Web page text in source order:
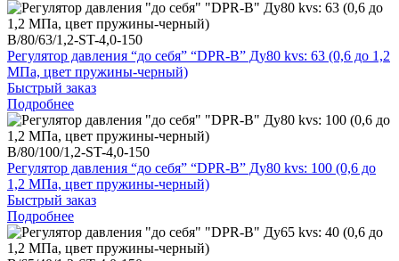
B/80/63/1,2-ST-4,0-150
Регулятор давления “до себя” “DPR-B” Ду80 kvs: 63 (0,6 до 1,2
МПа, цвет пружины-черный)
Быстрый заказ
Подробнее
B/80/100/1,2-ST-4,0-150
Регулятор давления “до себя” “DPR-B” Ду80 kvs: 100 (0,6 до
1,2 МПа, цвет пружины-черный)
Быстрый заказ
Подробнее